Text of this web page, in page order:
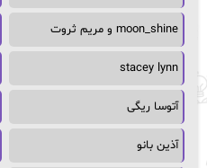
moon_shine و مریم ثروت
stacey lynn
آتوسا ریگی
آذین بانو